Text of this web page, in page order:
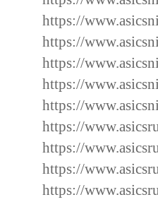
https://
https://
https://
https://
https://
https://
https://
https://
https://